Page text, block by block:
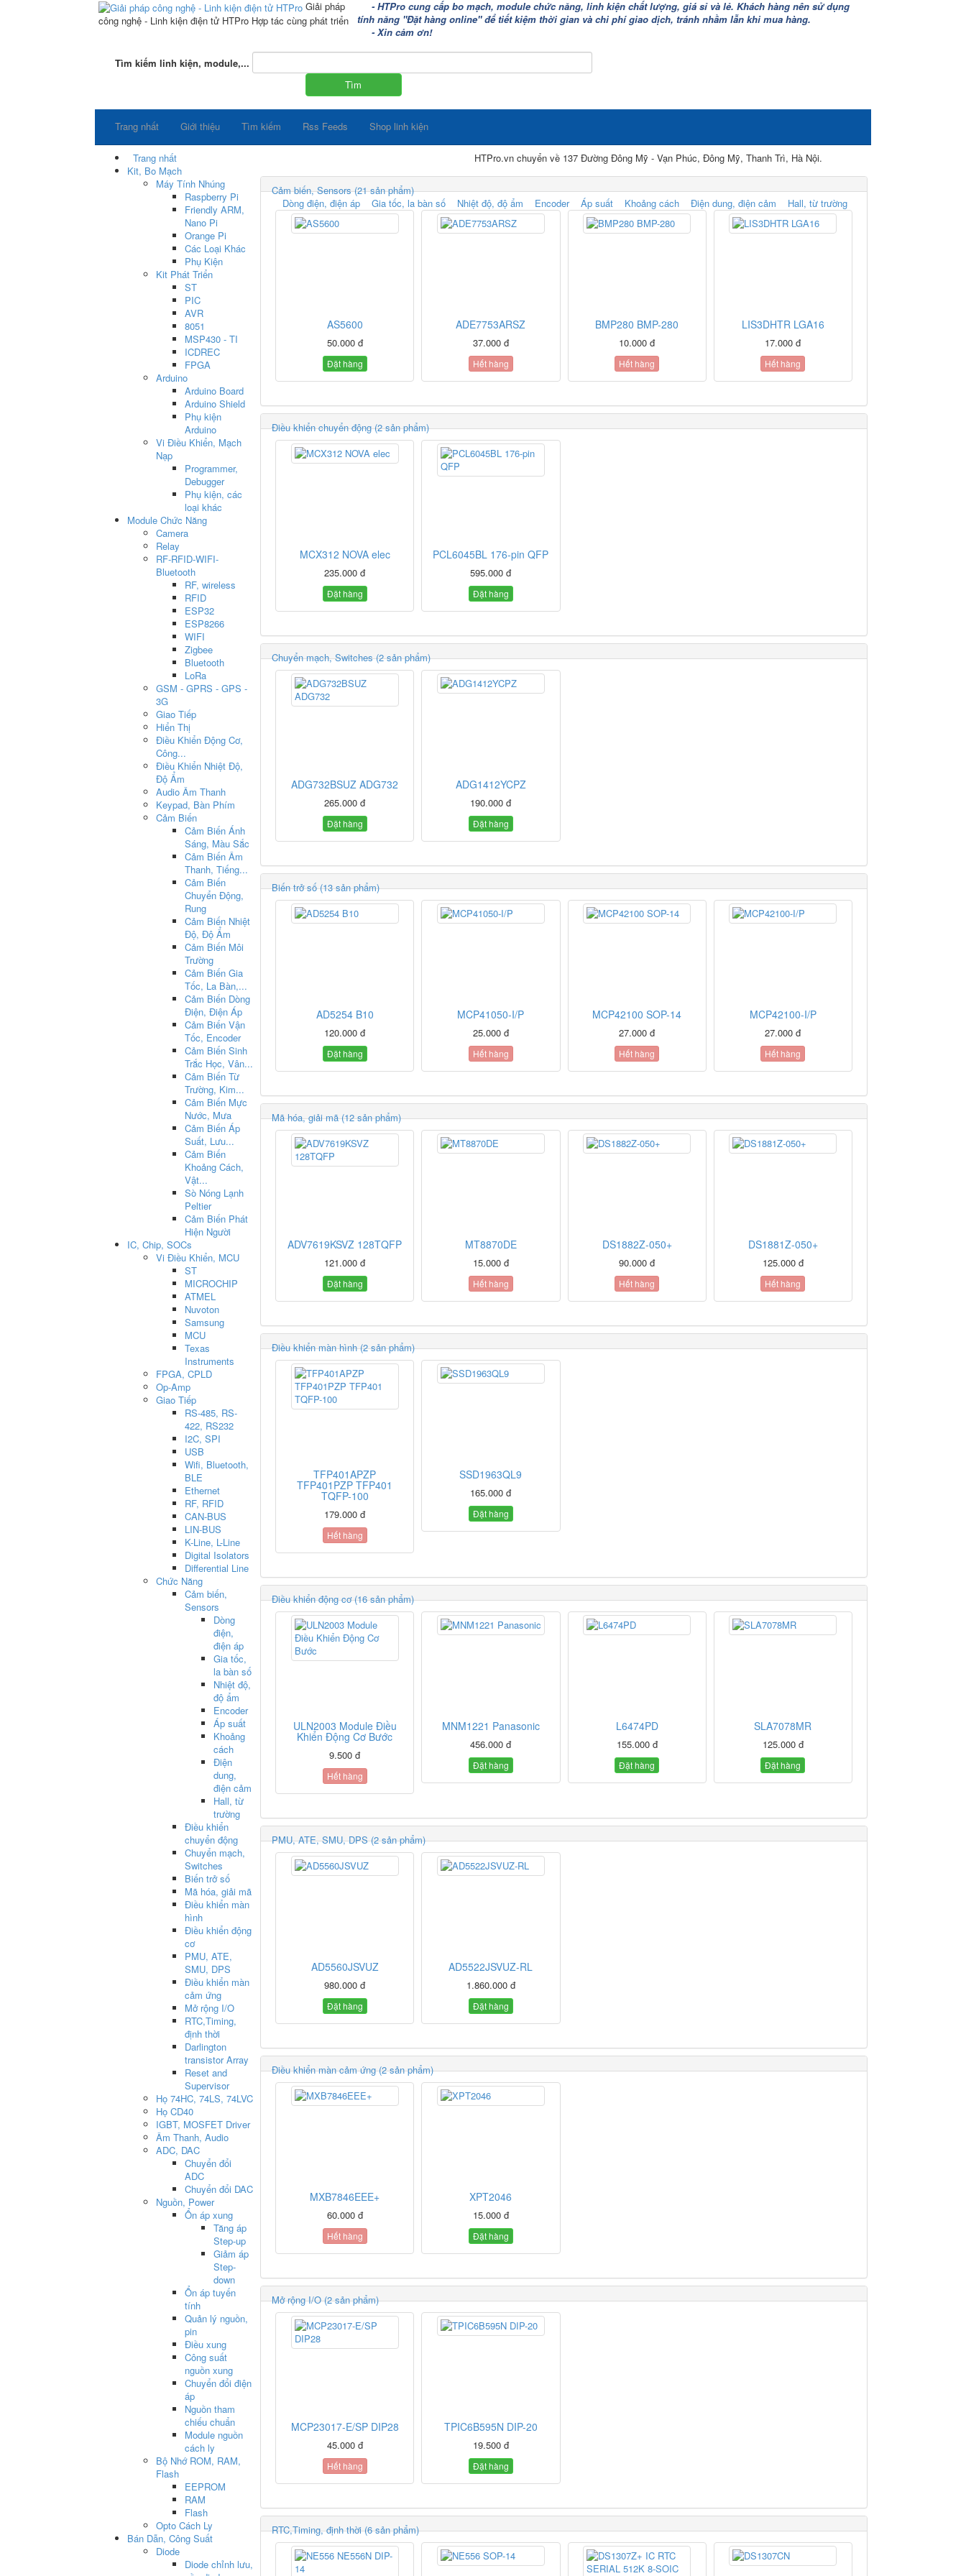
Giải pháp
công nghệ - Linh kiện điện tử HTPro Hợp tác cùng phát triển
- HTPro cung cấp bo mạch, module chức năng, linh kiện chất lượng, giá sỉ và lẻ. Khách hàng nên sử dụng
tính năng "Đặt hàng online" để tiết kiệm thời gian và chi phí giao dịch, tránh nhầm lẫn khi mua hàng.
- Xin cảm ơn!
Tìm kiếm linh kiện, module,...
Trang nhất Giới thiệu Tìm kiếm Rss Feeds Shop linh kiện
HTPro.vn chuyển về 137 Đường Đông Mỹ - Vạn Phúc, Đông Mỹ, Thanh Trì, Hà Nội.
Cảm biến, Sensors (21 sản phẩm)
Dòng điện, điện áp
Gia tốc, la bàn số Nhiệt độ, độ ẩm Encoder Áp suất Khoảng cách Điện dung, điện cảm Hall, từ trường
AS5600
50.000 đ
Đặt hàng
ADE7753ARSZ
37.000 đ
Hết hàng
BMP280 BMP-280
10.000 đ
Hết hàng
LIS3DHTR LGA16
17.000 đ
Hết hàng
Điều khiển chuyển động (2 sản phẩm)
MCX312 NOVA elec
235.000 đ
Đặt hàng
PCL6045BL 176-pin QFP
595.000 đ
Đặt hàng
Chuyển mạch, Switches (2 sản phẩm)
ADG732BSUZ ADG732
265.000 đ
Đặt hàng
ADG1412YCPZ
190.000 đ
Đặt hàng
Biến trở số (13 sản phẩm)
AD5254 B10
120.000 đ
Đặt hàng
MCP41050-I/P
25.000 đ
Hết hàng
MCP42100 SOP-14
27.000 đ
Hết hàng
MCP42100-I/P
27.000 đ
Hết hàng
Mã hóa, giải mã (12 sản phẩm)
ADV7619KSVZ 128TQFP
121.000 đ
Đặt hàng
MT8870DE
15.000 đ
Hết hàng
DS1882Z-050+
90.000 đ
Hết hàng
DS1881Z-050+
125.000 đ
Hết hàng
Điều khiển màn hình (2 sản phẩm)
TFP401APZP
TFP401PZP TFP401
TQFP-100
179.000 đ
Hết hàng
SSD1963QL9
165.000 đ
Đặt hàng
Điều khiển động cơ (16 sản phẩm)
ULN2003 Module Điều
Khiển Động Cơ Bước
9.500 đ
Hết hàng
MNM1221 Panasonic
456.000 đ
Đặt hàng
L6474PD
155.000 đ
Đặt hàng
SLA7078MR
125.000 đ
Đặt hàng
PMU, ATE, SMU, DPS (2 sản phẩm)
AD5560JSVUZ
980.000 đ
Đặt hàng
AD5522JSVUZ-RL
1.860.000 đ
Đặt hàng
Điều khiển màn cảm ứng (2 sản phẩm)
MXB7846EEE+
60.000 đ
Hết hàng
XPT2046
15.000 đ
Đặt hàng
Mở rộng I/O (2 sản phẩm)
MCP23017-E/SP DIP28
45.000 đ
Hết hàng
TPIC6B595N DIP-20
19.500 đ
Đặt hàng
RTC,Timing, định thời (6 sản phẩm)
Trang nhất
Kit, Bo Mạch
Máy Tính Nhúng
Raspberry Pi
Friendly ARM,
Nano Pi
Orange Pi
Các Loại Khác
Phụ Kiện
Kit Phát Triển
ST
PIC
AVR
8051
MSP430 - TI
ICDREC
FPGA
Arduino
Arduino Board
Arduino Shield
Phụ kiện
Arduino
Vi Điều Khiển, Mạch
Nạp
Programmer,
Debugger
Phụ kiện, các
loại khác
Module Chức Năng
Camera
Relay
RF-RFID-WIFI-
Bluetooth
RF, wireless
RFID
ESP32
ESP8266
WIFI
Zigbee
Bluetooth
LoRa
GSM - GPRS - GPS -
3G
Giao Tiếp
Hiển Thị
Điều Khiển Động Cơ,
Công...
Điều Khiển Nhiệt Độ,
Độ Ẩm
Audio Âm Thanh
Keypad, Bàn Phím
Cảm Biến
Cảm Biến Ánh
Sáng, Màu Sắc
Cảm Biến Âm
Thanh, Tiếng...
Cảm Biến
Chuyển Động,
Rung
Cảm Biến Nhiệt
Độ, Độ Ẩm
Cảm Biến Môi
Trường
Cảm Biến Gia
Tốc, La Bàn,...
Cảm Biến Dòng
Điện, Điện Áp
Cảm Biến Vận
Tốc, Encoder
Cảm Biến Sinh
Trắc Học, Vân...
Cảm Biến Từ
Trường, Kim...
Cảm Biến Mực
Nước, Mưa
Cảm Biến Áp
Suất, Lưu...
Cảm Biến
Khoảng Cách,
Vật...
Sò Nóng Lạnh
Peltier
Cảm Biến Phát
Hiện Người
IC, Chip, SOCs
Vi Điều Khiển, MCU
ST
MICROCHIP
ATMEL
Nuvoton
Samsung
MCU
Texas
Instruments
FPGA, CPLD
Op-Amp
Giao Tiếp
RS-485, RS-
422, RS232
I2C, SPI
USB
Wifi, Bluetooth,
BLE
Ethernet
RF, RFID
CAN-BUS
LIN-BUS
K-Line, L-Line
Digital Isolators
Differential Line
Chức Năng
Cảm biến,
Sensors
Dòng
điện,
điện áp
Gia tốc,
la bàn số
Nhiệt độ,
độ ẩm
Encoder
Áp suất
Khoảng
cách
Điện
dung,
điện cảm
Hall, từ
trường
Điều khiển
chuyển động
Chuyển mạch,
Switches
Biến trở số
Mã hóa, giải mã
Điều khiển màn
hình
Điều khiển động
cơ
PMU, ATE,
SMU, DPS
Điều khiển màn
cảm ứng
Mở rộng I/O
RTC,Timing,
định thời
Darlington
transistor Array
Reset and
Supervisor
Họ 74HC, 74LS, 74LVC
Họ CD40
IGBT, MOSFET Driver
Âm Thanh, Audio
ADC, DAC
Chuyển đổi
ADC
Chuyển đổi DAC
Nguồn, Power
Ổn áp xung
Tăng áp
Step-up
Giảm áp
Step-
down
Ổn áp tuyến
tính
Quản lý nguồn,
pin
Điều xung
Công suất
nguồn xung
Chuyển đổi điện
áp
Nguồn tham
chiếu chuẩn
Module nguồn
cách ly
Bộ Nhớ ROM, RAM,
Flash
EEPROM
RAM
Flash
Opto Cách Ly
Bán Dẫn, Công Suất
Diode
Diode chỉnh lưu,